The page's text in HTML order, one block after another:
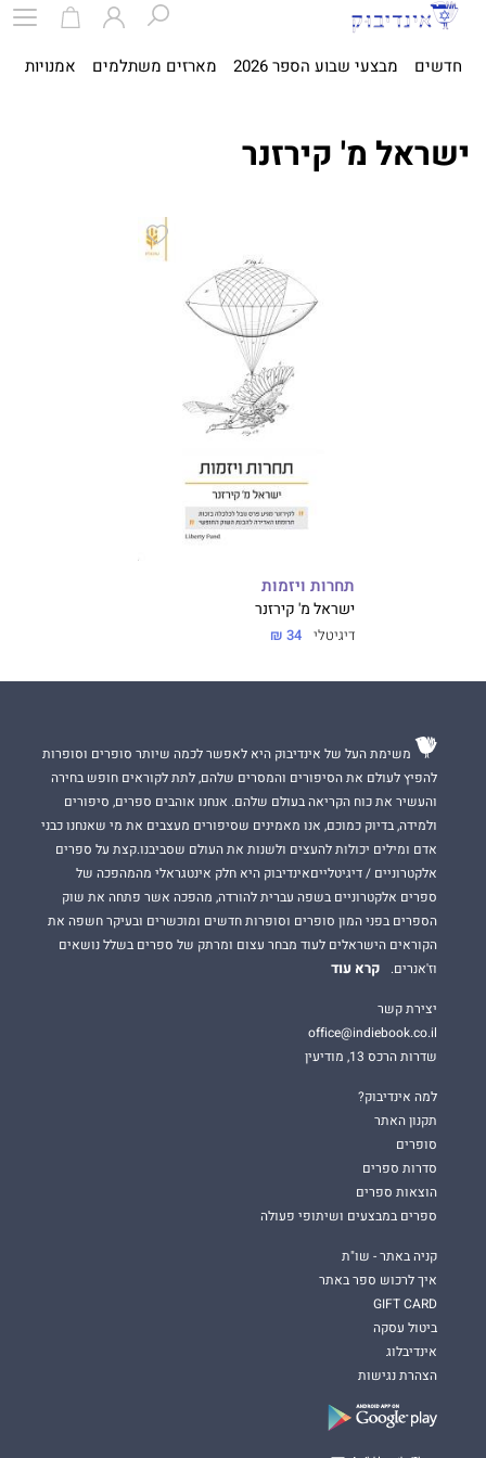
חדשים מבצעי שבוע הספר 2026 מארזים משתלמים אמנויות
ישראל מ' קירזנר
תחרות ויזמות
ישראל מ' קירזנר
דיגיטלי 34 ₪
משימת העל של אינדיבוק היא לאפשר לכמה שיותר סופרים וסופרות
להפיץ לעולם את הסיפורים והמסרים שלהם, לתת לקוראים חופש בחירה
והעשיר את כוח הקריאה בעולם שלהם. אנחנו אוהבים ספרים, סיפורים
ולמידה, בדיוק כמוכם, אנו מאמינים שסיפורים מעצבים את מי שאנחנו כבני
אדם ומילים יכולות להעצים ולשנות את העולם שסביבנו.קצת על ספרים
אלקטרוניים / דיגיטלייםאינדיבוק היא חלק אינטגראלי מהמהפכה של
ספרים אלקטרוניים בשפה עברית להורדה, מהפכה אשר פתחה את שוק
הספרים בפני המון סופרים וסופרות חדשים ומוכשרים ובעיקר חשפה את
הקוראים הישראלים לעוד מבחר עצום ומרתק של ספרים בשלל נושאים
וז'אנרים.
קרא עוד
יצירת קשר
office@indiebook.co.il
שדרות הרכס 13, מודיעין
למה אינדיבוק?
תקנון האתר
סופרים
סדרות ספרים
הוצאות ספרים
ספרים במבצעים ושיתופי פעולה
קניה באתר - שו"ת
איך לרכוש ספר באתר
GIFT CARD
ביטול עסקה
אינדיבלוג
הצהרת נגישות